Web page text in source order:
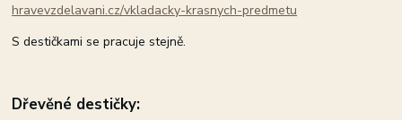
hravevzdelavani.cz/vkladacky-krasnych-predmetu
S destičkami se pracuje stejně.
Dřevěné destičky: